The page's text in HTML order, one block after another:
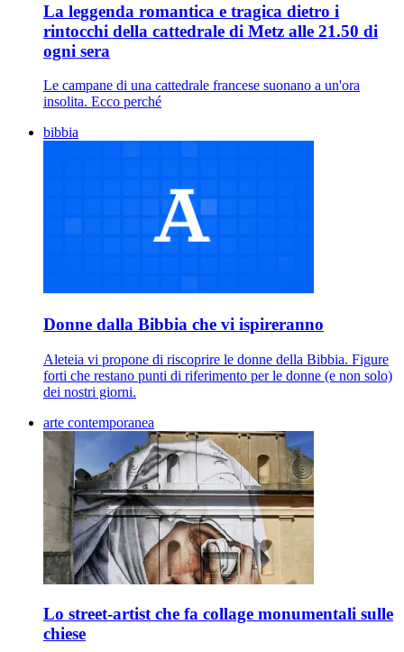
La leggenda romantica e tragica dietro i
rintocchi della cattedrale di Metz alle 21.50 di
ogni sera
Le campane di una cattedrale francese suonano a un'ora
insolita. Ecco perché
bibbia
Donne dalla Bibbia che vi ispireranno
Aleteia vi propone di riscoprire le donne della Bibbia. Figure
forti che restano punti di riferimento per le donne (e non solo)
dei nostri giorni.
arte contemporanea
Lo street-artist che fa collage monumentali sulle
chiese